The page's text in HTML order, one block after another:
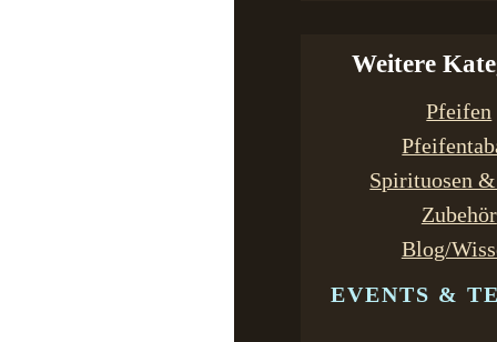
Weitere
Pfeifen
Spirituosen
Zubehör
Blog/
EVENTS &